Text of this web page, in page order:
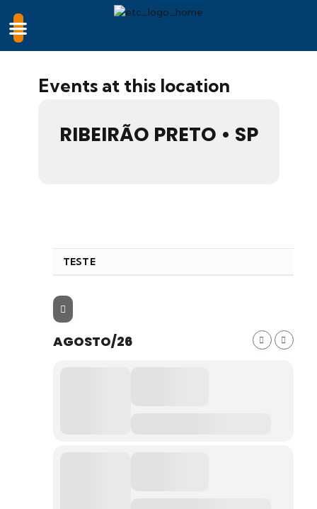
Events at this location
RIBEIRÃO PRETO • SP
TESTE
AGOSTO/26